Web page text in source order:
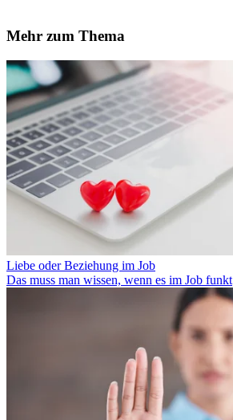
Mehr zum Thema
Liebe oder Beziehung im Job
Das muss man wissen, wenn es im Job funkt